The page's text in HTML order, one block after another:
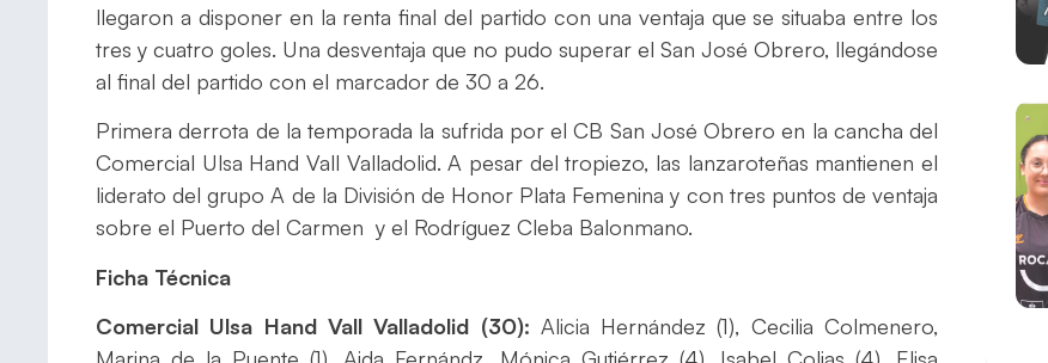
llegaron a disponer en la renta final del partido con una ventaja que se situaba entre los
tres y cuatro goles. Una desventaja que no pudo superar el San José Obrero, llegándose
al final del partido con el marcador de 30 a 26.
Primera derrota de la temporada la sufrida por el CB San José Obrero en la cancha del
Comercial Ulsa Hand Vall Valladolid. A pesar del tropiezo, las lanzaroteñas mantienen el
liderato del grupo A de la División de Honor Plata Femenina y con tres puntos de ventaja
sobre el Puerto del Carmen y el Rodríguez Cleba Balonmano.
Ficha Técnica
Comercial Ulsa Hand Vall Valladolid (30): Alicia Hernández (1), Cecilia Colmenero,